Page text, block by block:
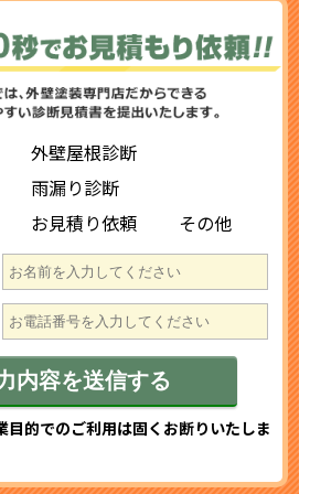
外壁屋根診断
雨漏り診断
お見積り依頼
その他
的でのご利用は固くお断りいたしま